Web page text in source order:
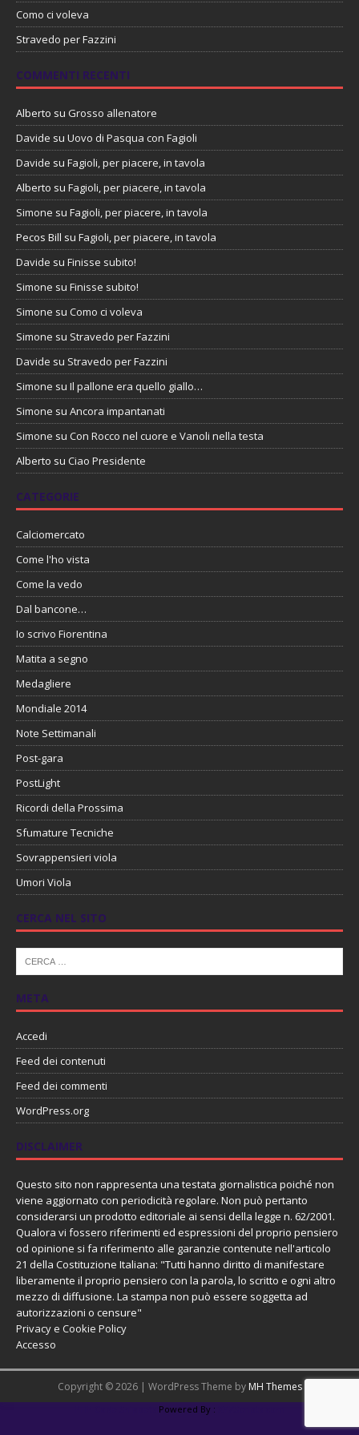
Como ci voleva
Stravedo per Fazzini
COMMENTI RECENTI
Alberto su Grosso allenatore
Davide su Uovo di Pasqua con Fagioli
Davide su Fagioli, per piacere, in tavola
Alberto su Fagioli, per piacere, in tavola
Simone su Fagioli, per piacere, in tavola
Pecos Bill su Fagioli, per piacere, in tavola
Davide su Finisse subito!
Simone su Finisse subito!
Simone su Como ci voleva
Simone su Stravedo per Fazzini
Davide su Stravedo per Fazzini
Simone su Il pallone era quello giallo…
Simone su Ancora impantanati
Simone su Con Rocco nel cuore e Vanoli nella testa
Alberto su Ciao Presidente
CATEGORIE
Calciomercato
Come l'ho vista
Come la vedo
Dal bancone…
Io scrivo Fiorentina
Matita a segno
Medagliere
Mondiale 2014
Note Settimanali
Post-gara
PostLight
Ricordi della Prossima
Sfumature Tecniche
Sovrappensieri viola
Umori Viola
CERCA NEL SITO
META
Accedi
Feed dei contenuti
Feed dei commenti
WordPress.org
DISCLAIMER
Questo sito non rappresenta una testata giornalistica poiché non
viene aggiornato con periodicità regolare. Non può pertanto
considerarsi un prodotto editoriale ai sensi della legge n. 62/2001.
Qualora vi fossero riferimenti ed espressioni del proprio pensiero
od opinione si fa riferimento alle garanzie contenute nell'articolo
21 della Costituzione Italiana: "Tutti hanno diritto di manifestare
liberamente il proprio pensiero con la parola, lo scritto e ogni altro
mezzo di diffusione. La stampa non può essere soggetta ad
autorizzazioni o censure"
Privacy e Cookie Policy
Accesso
Copyright © 2026 | WordPress Theme by MH Themes
Powered By :